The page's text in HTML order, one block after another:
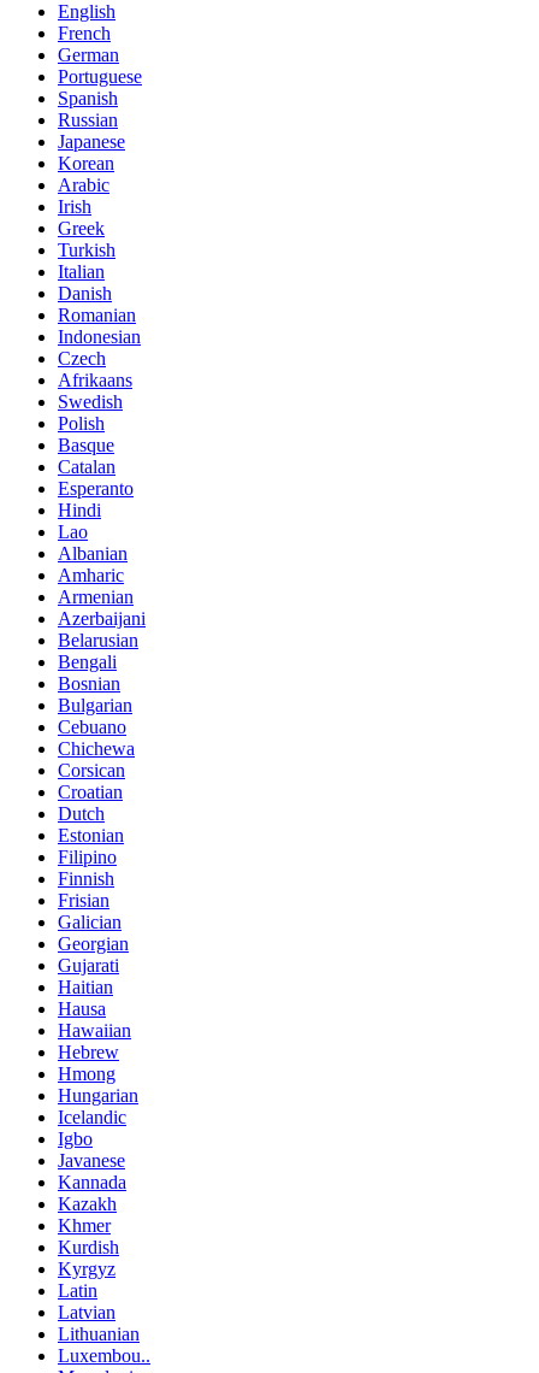
English
French
German
Portuguese
Spanish
Russian
Japanese
Korean
Arabic
Irish
Greek
Turkish
Italian
Danish
Romanian
Indonesian
Czech
Afrikaans
Swedish
Polish
Basque
Catalan
Esperanto
Hindi
Lao
Albanian
Amharic
Armenian
Azerbaijani
Belarusian
Bengali
Bosnian
Bulgarian
Cebuano
Chichewa
Corsican
Croatian
Dutch
Estonian
Filipino
Finnish
Frisian
Galician
Georgian
Gujarati
Haitian
Hausa
Hawaiian
Hebrew
Hmong
Hungarian
Icelandic
Igbo
Javanese
Kannada
Kazakh
Khmer
Kurdish
Kyrgyz
Latin
Latvian
Lithuanian
Luxembou..